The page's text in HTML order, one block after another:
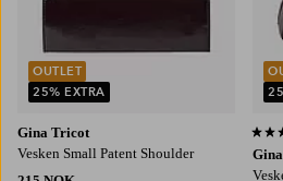
Gina Tricot
Vesken Small Patent Shoulder
OUTLET
25% EXTRA
4,0